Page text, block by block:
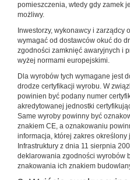
pomieszczenia, wtedy gdy zamek
możliwy.
Inwestorzy, wykonawcy i
wymagać od dostawców okuć do
zgodności zamknięć awaryjnych i
wyżej normami europejskimi.
Dla wyrobów tych wymagane jest
drodze certyfikacji wyrobu. W
powinien być podany numer
akredytowanej jednostki
Same wyroby powinny być
znakiem CE, a oznakowaniu
informacja, której zakres
Infrastruktury z dnia 11 sierpnia
deklarowania zgodności wyrobów
znakowania ich znakiem